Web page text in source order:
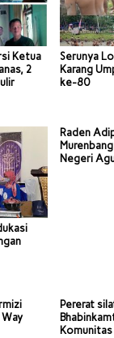
Ketua
2
Serunya
Karang
ke-80
Raden
Negeri
Way
Pererat